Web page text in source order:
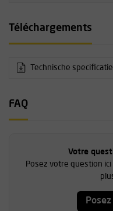
Téléchargements
Technische
FAQ
Votre
Posez votre question